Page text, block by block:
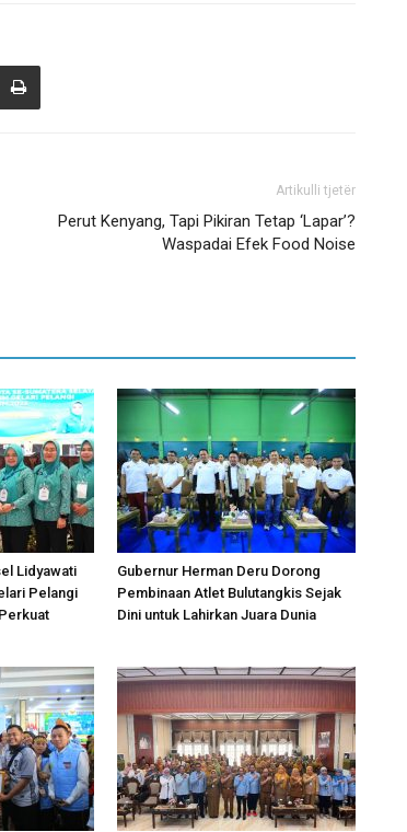
Artikulli tjetër
Perut Kenyang, Tapi Pikiran Tetap ‘Lapar’?
Waspadai Efek Food Noise
Lidyawati
Pelangi
Gubernur Herman Deru Dorong
Pembinaan Atlet Bulutangkis Sejak
Dini untuk Lahirkan Juara Dunia